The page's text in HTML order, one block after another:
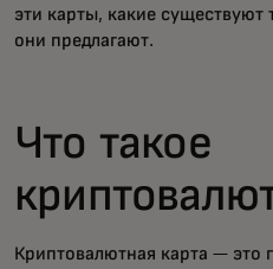
эти карты, какие
они предлагают.
Что такое
Криптовалютная карта — это